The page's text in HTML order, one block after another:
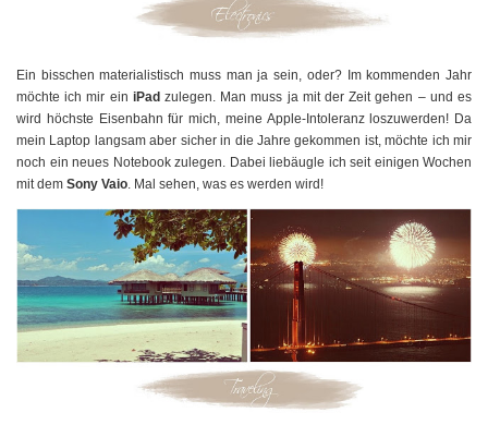
Ein bisschen materialistisch muss man ja sein, oder? Im kommenden Jahr
möchte ich mir ein iPadzulegen. Man muss ja mit der Zeit gehen – und es
wird höchste Eisenbahn für mich, meine Apple-Intoleranz loszuwerden! Da
mein Laptop langsam aber sicher in die Jahre gekommen ist, möchte ich mir
noch ein neues Notebook zulegen. Dabei liebäugle ich seit einigen Wochen
mit dem Sony Vaio. Mal sehen, was es werden wird!